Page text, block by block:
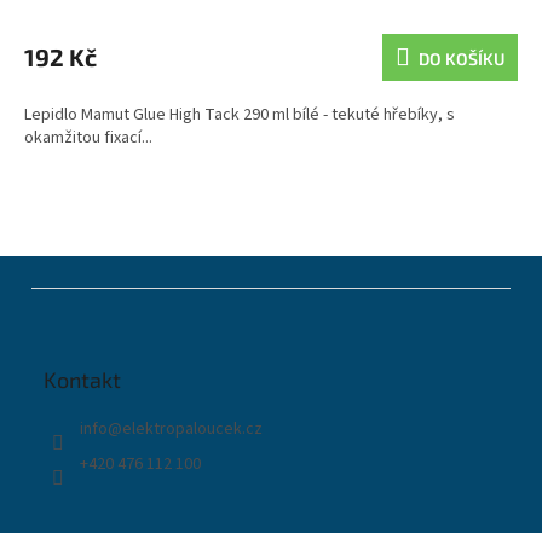
192 Kč DO KOŠÍKU
Lepidlo Mamut Glue High Tack 290 ml bílé - tekuté hřebíky, s
okamžitou fixací...
Kontakt
info@elektropaloucek.cz
+420 476 112 100